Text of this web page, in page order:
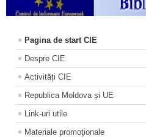
Pagina de start CIE
Despre CIE
Activități CIE
Republica Moldova și UE
Link-uri utile
Materiale promoţionale